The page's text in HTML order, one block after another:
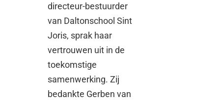
directeur-bestuurder
van Daltonschool Sint
Joris, sprak haar
vertrouwen uit in de
toekomstige
samenwerking. Zij
bedankte Gerben van